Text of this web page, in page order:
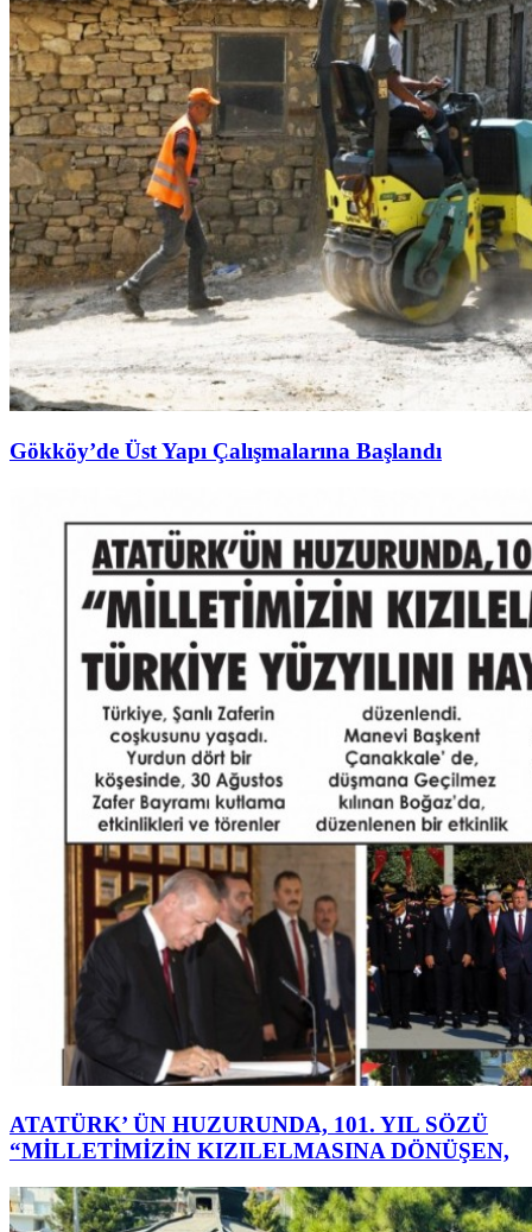
Gökköy’de Üst Yapı Çalışmalarına Başlandı
ATATÜRK’ ÜN HUZURUNDA, 101. YIL SÖZÜ
“MİLLETİMİZİN KIZILELMASINA DÖNÜŞEN,